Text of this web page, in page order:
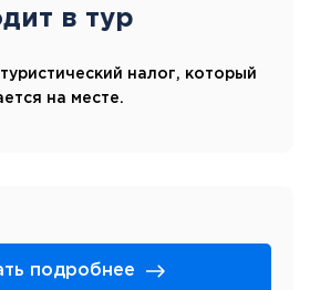
в тур
налог, который
на месте.
подробнее